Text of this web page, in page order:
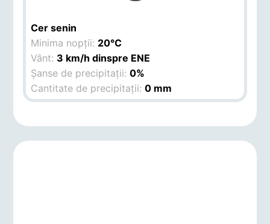
Cer senin
Minima nopții: 20°C
Vânt: 3 km/h dinspre ENE
Șanse de precipitații:0%
Cantitate de precipitații:0 mm